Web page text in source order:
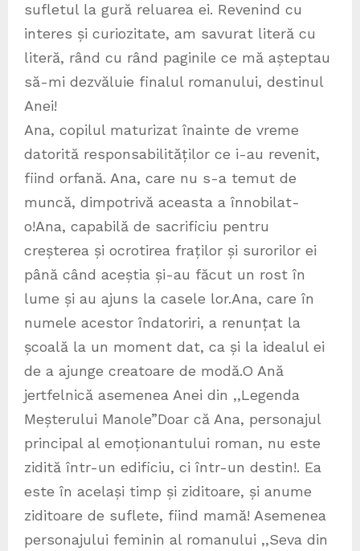
sufletul la gură reluarea ei. Revenind cu
interes și curiozitate, am savurat literă cu
literă, rând cu rând paginile ce mă așteptau
să-mi dezvăluie finalul romanului, destinul
Anei!
Ana, copilul maturizat înainte de vreme
datorită responsabilităților ce i-au revenit,
fiind orfană. Ana, care nu s-a temut de
muncă, dimpotrivă aceasta a înnobilat-
o!Ana, capabilă de sacrificiu pentru
creșterea și ocrotirea fraților și surorilor ei
până când aceștia și-au făcut un rost în
lume și au ajuns la casele lor.Ana, care în
numele acestor îndatoriri, a renunțat la
școală la un moment dat, ca și la idealul ei
de a ajunge creatoare de modă.O Ană
jertfelnică asemenea Anei din ,,Legenda
Meșterului Manole”Doar că Ana, personajul
principal al emoționantului roman, nu este
zidită într-un edificiu, ci într-un destin!. Ea
este în același timp și ziditoare, și anume
ziditoare de suflete, fiind mamă! Asemenea
personajului feminin al romanului ,,Seva din